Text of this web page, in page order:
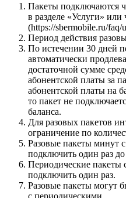
Пакеты подключаются
в разделе «Услуги»
(https://sbermobile.ru/faq/
Период действия
По истечении 30 дней
автоматически
достаточной сумме
абонентской платы за
абонентской платы на
то пакет не
баланса.
Для разовых пакетов
ограничение по
Разовые пакеты минут
подключить один раз
Периодические
подключить один раз.
Разовые пакеты могут
с периодическими.